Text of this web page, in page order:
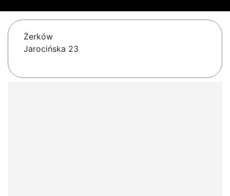
Żerków
Jarocińska 23